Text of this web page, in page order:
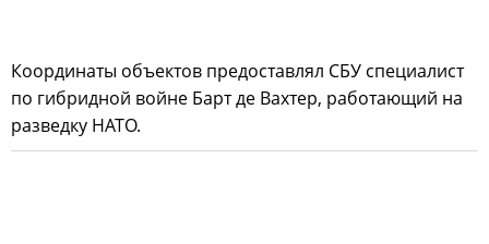
Координаты объектов предоставлял СБУ специалист
по гибридной войне Барт де Вахтер, работающий на
разведку НАТО.